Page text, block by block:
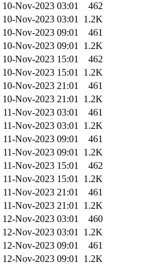
10-Nov-2023 03:01
462
10-Nov-2023 03:01 1.2K
10-Nov-2023 09:01
461
10-Nov-2023 09:01 1.2K
10-Nov-2023 15:01
462
10-Nov-2023 15:01 1.2K
10-Nov-2023 21:01
461
10-Nov-2023 21:01 1.2K
11-Nov-2023 03:01
461
11-Nov-2023 03:01 1.2K
11-Nov-2023 09:01
461
11-Nov-2023 09:01 1.2K
11-Nov-2023 15:01
462
11-Nov-2023 15:01 1.2K
11-Nov-2023 21:01
461
11-Nov-2023 21:01 1.2K
12-Nov-2023 03:01
460
12-Nov-2023 03:01 1.2K
12-Nov-2023 09:01
461
12-Nov-2023 09:01 1.2K